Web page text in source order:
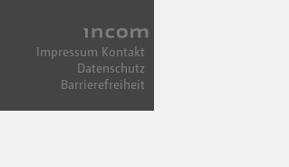
Impressum Kontakt
Datenschutz
Barrierefreiheit